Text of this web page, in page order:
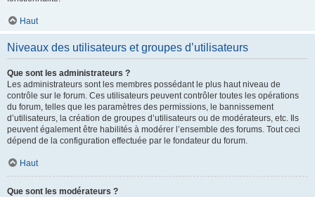
Haut
Niveaux des utilisateurs et groupes d’utilisateurs
Que sont les administrateurs ?
Les administrateurs sont les membres possédant le plus haut niveau de
contrôle sur le forum. Ces utilisateurs peuvent contrôler toutes les opérations
du forum, telles que les paramètres des permissions, le bannissement
d’utilisateurs, la création de groupes d’utilisateurs ou de modérateurs, etc. Ils
peuvent également être habilités à modérer l’ensemble des forums. Tout ceci
dépend de la configuration effectuée par le fondateur du forum.
Haut
Que sont les modérateurs ?